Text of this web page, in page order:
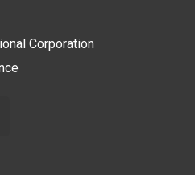
Corporation